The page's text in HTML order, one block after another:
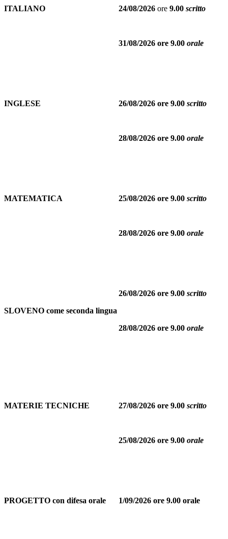
ITALIANO 24/08/2026 ore 9.00 scritto
31/08/2026 ore 9.00 orale
INGLESE 26/08/2026 ore 9.00 scritto
28/08/2026 ore 9.00 orale
MATEMATICA 25/08/2026 ore 9.00 scritto
28/08/2026 ore 9.00 orale
SLOVENO come seconda lingua
26/08/2026 ore 9.00 scritto
28/08/2026 ore 9.00 orale
MATERIE TECNICHE 27/08/2026 ore 9.00 scritto
25/08/2026 ore 9.00 orale
PROGETTO con difesa orale 1/09/2026 ore 9.00 orale